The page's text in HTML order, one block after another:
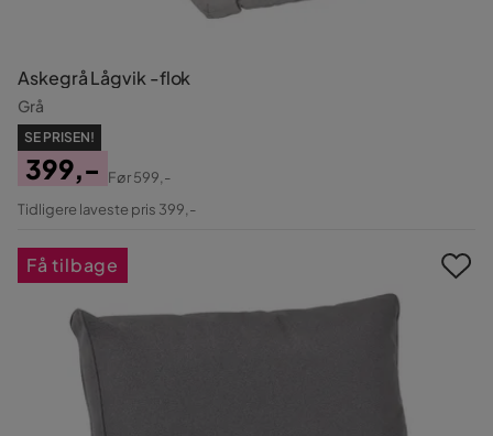
Askegrå Lågvik -flok
Grå
SE PRISEN!
Pris
399,-
Original
Før599,-
Tidligere laveste pris 399,-
Få tilbage